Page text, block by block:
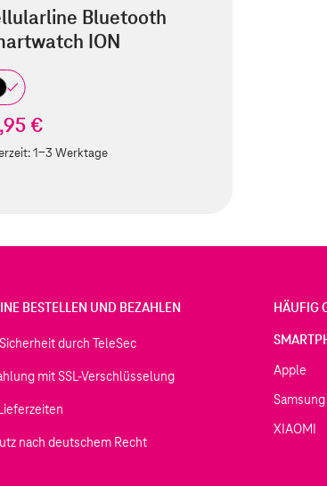
Bluetooth
ION
€
1-3 Werktage
BESTELLEN UND BEZAHLEN
durch TeleSec
mit SSL-Verschlüsselung
nach deutschem Recht
HÄUFIG
Apple
Samsung
XIAOMI